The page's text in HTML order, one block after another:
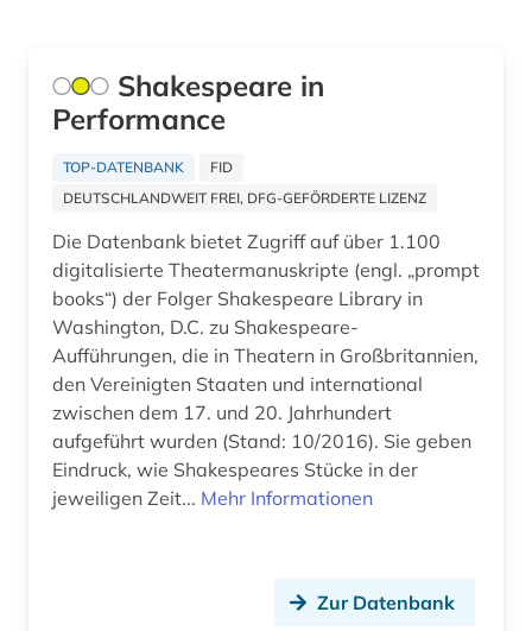
geisteswissenschaften (1)
gender (1)
geografie (2)
germanistik (2)
gesamtausgabe (2)
geschichte (23)
geschichte 1000-1500 (1)
geschichte 1490-1960 (1)
geschichte 1790-1920 (1)
Oesterreich (2)
Osteuropa (2)
Ostmitteleuropa (1)
Polen (2)
Rumänien (1)
Russland, Sowjetunion (1)
Schweden (2)
Schweiz (4)
Serbien (1)
Shakespeare in
Performance
TOP-DATENBANK
FID
DEUTSCHLANDWEIT FREI, DFG-GEFÖRDERTE LIZENZ
Die Datenbank bietet Zugriff auf über 1.100
digitalisierte Theatermanuskripte (engl. „prompt
books“) der Folger Shakespeare Library in
Washington, D.C. zu Shakespeare-
Aufführungen, die in Theatern in Großbritannien,
den Vereinigten Staaten und international
zwischen dem 17. und 20. Jahrhundert
aufgeführt wurden (Stand: 10/2016). Sie geben
Eindruck, wie Shakespeares Stücke in der
jeweiligen Zeit... Mehr Informationen
Zur Datenbank